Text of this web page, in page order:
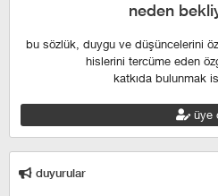
neden
bu sözlük, duygu ve düşüncelerini
hislerini tercüme eden
katkıda bulunmak
üye
duyurular